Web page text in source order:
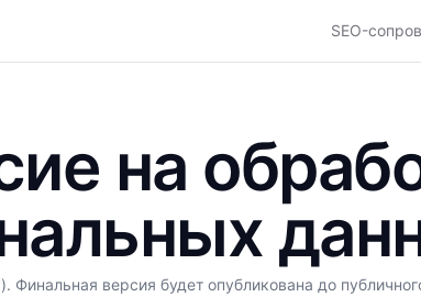
SEO-
на
Финальная версия будет опубликована до